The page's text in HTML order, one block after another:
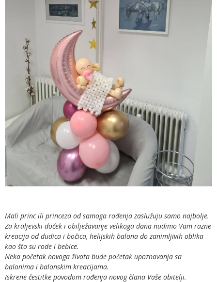
Mali princ ili princeza od samoga rođenja zaslužuju samo najbolje.
Za kraljevski doček i obilježavanje velikoga dana nudimo Vam razne
kreacija od dudica i bočica, helijskih balona do zanimljivih oblika
kao što su rode i bebice.
Neka početak novoga života bude početak upoznavanja sa
balonima i balonskim kreacijama.
Iskrene čestitke povodom rođenja novog člana Vaše obitelji.